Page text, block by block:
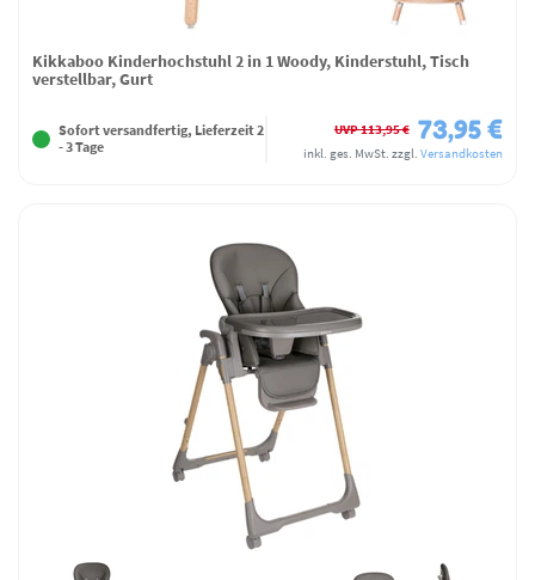
Kikkaboo Kinderhochstuhl 2 in 1 Woody, Kinderstuhl, Tisch
verstellbar, Gurt
Sofort versandfertig, Lieferzeit 2
- 3 Tage
UVP 113,95 € 73,95 €
inkl. ges. MwSt. zzgl. Versandkosten